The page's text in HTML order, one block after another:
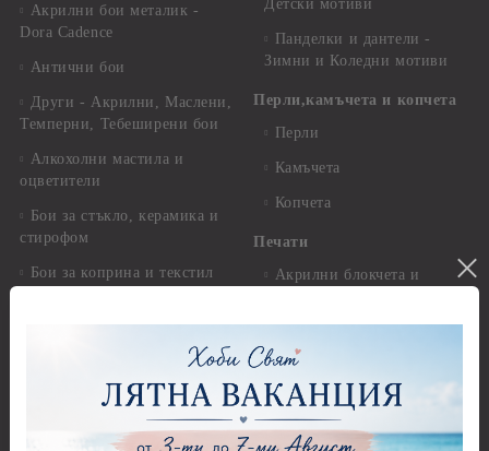
Акрилни бои металик -
Dora Cadence
Антични бои
Други - Акрилни, Маслени,
Темперни, Тебеширени бои
Алкохолни мастила и
оцветители
Бои за стъкло, керамика и
стирофом
Бои за коприна и текстил
Солвентни бои, Патина
Други Бои
Детски мотиви
Панделки и дантели -
Зимни и Коледни мотиви
Перли,камъчета и копчета
Перли
Камъчета
Копчета
Печати
Акрилни блокчета и
Гумени печати
Печати за восък
Предмети за декорация